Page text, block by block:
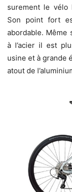
surement le vélo
Son point fort
abordable. Même
à l’acier il est
usine et à grande
atout de